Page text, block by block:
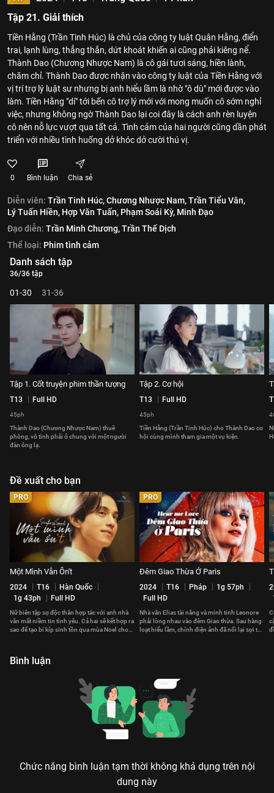
Tập 21. Giải thích
Tiền Hằng (Trần Tinh Húc) là chủ của công ty luật Quân Hằng, điển
trai, lạnh lùng, thẳng thắn, dứt khoát khiến ai cũng phải kiêng nể.
Thành Dao (Chương Nhược Nam) là cô gái tươi sáng, hiền lành,
chăm chỉ. Thành Dao được nhận vào công ty luật của Tiền Hằng với
vị trí trợ lý luật sư nhưng bị anh hiểu lầm là nhờ "ô dù" mới được vào
làm. Tiền Hằng "dí" tới bến cô trợ lý mới với mong muốn cô sớm nghỉ
việc, nhưng không ngờ Thành Dao lại coi đây là cách anh rèn luyện
cô nên nỗ lực vượt qua tất cả. Tình cảm của hai người cũng dần phát
triển với nhiều tình huống dở khóc dở cười thú vị.
0 Bình luận Chia sẻ
Diễn viên: Trần Tinh Húc,Chương Nhược Nam,Trần Tiểu Vân,
Lý Tuấn Hiền, Hợp Văn Tuấn, Phạm Soái Kỳ, Minh Đạo
Đạo diễn: Trần Minh Chương,Trần Thế Dịch
Thể loại: Phim tình cảm
Danh sách tập
36/36 tập
01-30 31-36
Tập 1. Cốt truyện phim thần tượng
T13 Full HD
45ph
Thành Dao (Chương Nhược Nam) thuê
phòng, vô tình phải ở chung với một người
đàn ông lạ.
Tập 2. Cơ hội
T13 Full HD
45ph
Tiền Hằng (Trần Tinh Húc) cho Thành Dao cơ
hội cùng mình tham gia một vụ kiện.
Đề xuất cho bạn
PRO
Một Mình Vẫn Ổn't
2024 T16
Hàn Quốc
1g 43ph
Full HD
Nữ biên tập sợ độc thân hợp tác với anh nhà
văn mất niềm tin tình yêu. Cả hai sẽ kết hợp ra
sao để tạo bí kíp sinh tồn qua mùa Noel cho
PRO
Đêm Giao Thừa Ở Paris
2024 T16 Pháp
1g 57ph
Full HD
Nhà văn Elias tài năng và minh tinh Leonore
phải lòng nhau vào đêm Giao thừa. Sau hàng
loạt hiểu lầm, chính điện ảnh đã nối lại sợi tơ
Bình luận
Chức năng bình luận tạm thời không khả dụng trên nội
dung này